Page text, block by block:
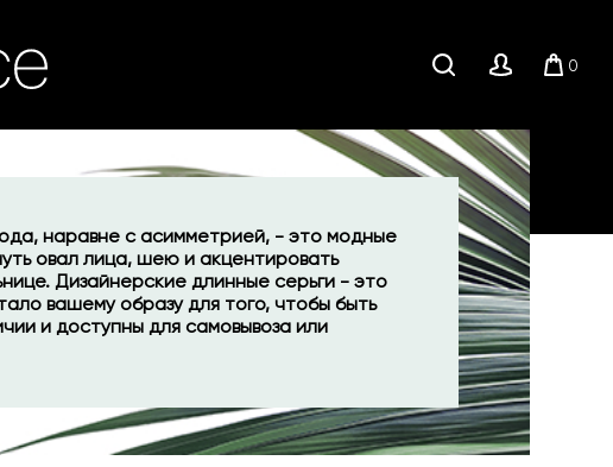
Поиск Личный 0
наравне с асимметрией, - это модные
овал лица, шею и акцентировать
Дизайнерские длинные серьги - это
вашему образу для того, чтобы быть
и доступны для самовывоза или